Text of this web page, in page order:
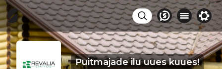
Puitmajade ilu uues kuues!